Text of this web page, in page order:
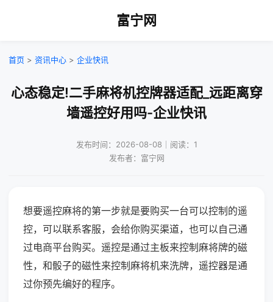
富宁网
首页 > 资讯中心 > 企业快讯
心态稳定!二手麻将机控牌器适配_远距离穿
墙遥控好用吗-企业快讯
发布时间：2026-08-08｜阅读：1
发布者：富宁网
想要遥控麻将的第一步就是要购买一台可以控制的遥
控，可以联系客服，会给你购买渠道，也可以自己通
过电商平台购买。遥控是通过主板来控制麻将牌的磁
性，和骰子的磁性来控制麻将机来洗牌，遥控器是通
过你预先编好的程序。